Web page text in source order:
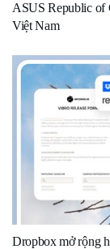
ASUS Republic of
Việt Nam
Dropbox mở rộng